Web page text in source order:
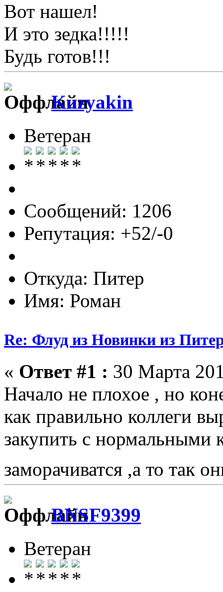
Вот нашел!
И это зедка!!!!!
Будь готов!!!
Kuzyakin
Ветеран
Сообщений: 1206
Репутация: +52/-0
Откуда: Питер
Имя: Роман
Re: Флуд из Новинки из
« Ответ #1 : 30 Марта
Начало не плохое , но
как правильно коллеги
закупить с нормальными
заморачиватся ,а то так
BNSF9399
Ветеран